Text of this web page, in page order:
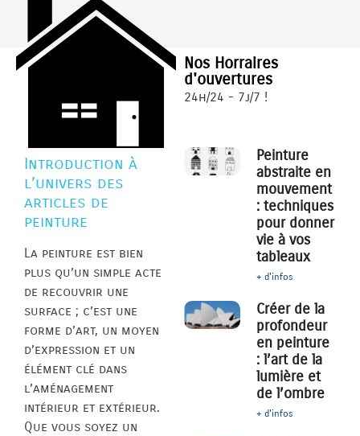
Introduction à
l’univers des
articles de
peinture
La peinture est bien
plus qu’un simple acte
de recouvrir une
surface ; c’est une
forme d’art, un moyen
d’expression et un
élément clé dans
l’aménagement
intérieur et extérieur.
Que vous soyez un
Nos Horraires
d'ouvertures
24h/24 - 7j/7 !
Peinture
abstraite en
mouvement
: techniques
pour donner
vie à vos
tableaux
+ d'infos
Créer de la
profondeur
en peinture
: l’art de la
lumière et
de l’ombre
+ d'infos